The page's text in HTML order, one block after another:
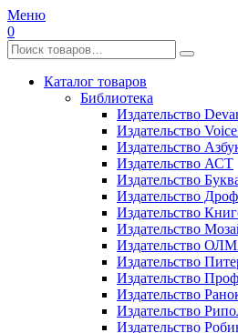
Меню
0
Каталог товаров
Библиотека
Издательство
Издательство
Издательство
Издательство АСТ
Издательство
Издательство
Издательство
Издательство
Издательство
Издательство
Издательство
Издательство
Издательство
Издательство